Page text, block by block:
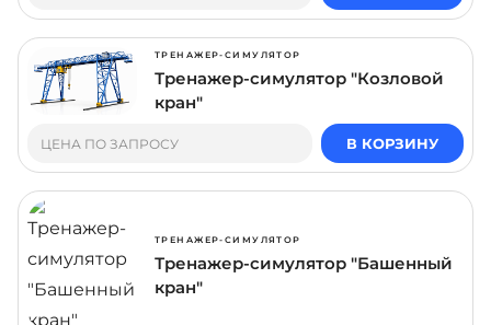
ТРЕНАЖЕР-СИМУЛЯТОР
Тренажер-симулятор "Козловой
кран"
ЦЕНА ПО ЗАПРОСУ В КОРЗИНУ
ТРЕНАЖЕР-СИМУЛЯТОР
Тренажер-симулятор "Башенный
кран"